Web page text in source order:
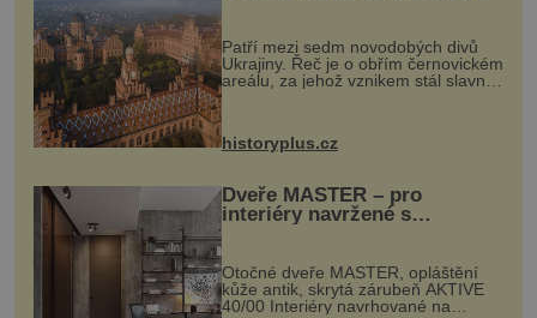
Patří mezi sedm novodobých divů
Ukrajiny. Řeč je o obřím černovickém
areálu, za jehož vznikem stál slavný
český architekt Josef Hlávka. Ten si
na něm dal mimořádně záležet. Jeho
historyplus.cz
Dveře MASTER – pro
interiéry navržené s
rozumem i vášní!
Otočné dveře MASTER, opláštění
kůže antik, skrytá zárubeň AKTIVE
40/00 Interiéry navrhované na